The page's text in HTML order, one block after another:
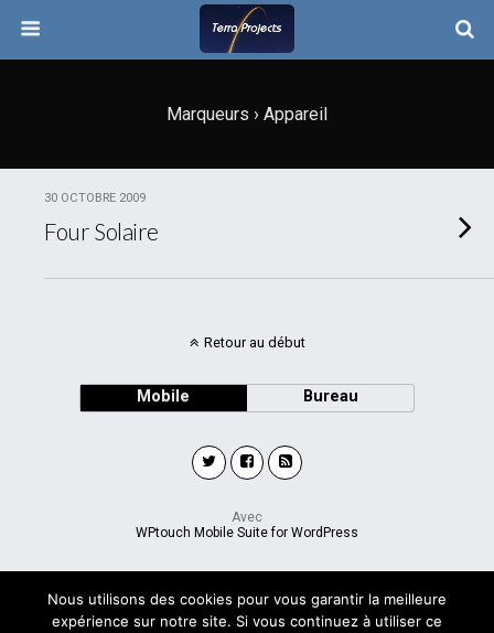
Marqueurs › Appareil
30 OCTOBRE 2009
Four Solaire
Retour au début
Mobile Bureau
Avec
WPtouch Mobile Suite for WordPress
Nous utilisons des cookies pour vous garantir la meilleure
expérience sur notre site. Si vous continuez à utiliser ce